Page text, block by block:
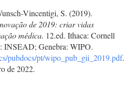
Vincentigi, S. (2019).
de 2019: criar vidas
médica. 12.ed. Ithaca: Cornell
INSEAD; Genebra: WIPO.
pubdocs/pt/wipo_pub_gii_2019.pdf.
de 2022.